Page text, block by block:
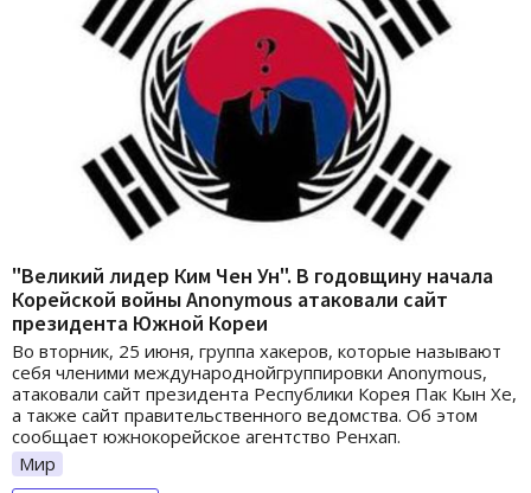
"Великий лидер Ким Чен Ун". В годовщину начала
Корейской войны Anonymous атаковали сайт
президента Южной Кореи
Во вторник, 25 июня, группа хакеров, которые называют
себя членими международнойгруппировки Anonymous,
атаковали сайт президента Республики Корея Пак Кын Хе,
а также сайт правительственного ведомства. Об этом
сообщает южнокорейское агентство Ренхап.
Мир